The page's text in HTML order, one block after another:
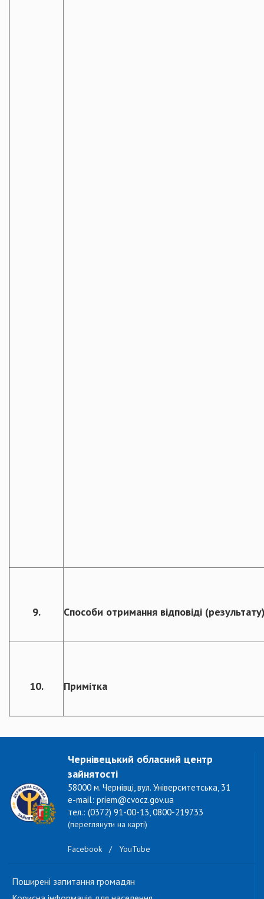
9. Способи отримання відповіді
10. Примітка
Чернівецький обласний центр
зайнятості
58000 м. Чернівці, вул. Університетська, 31
e-mail: priem@cvocz.gov.ua
тел.: (0372) 91-00-13, 0800-219733
(переглянути на карті)
Facebook / YouTube
Поширені запитання громадян